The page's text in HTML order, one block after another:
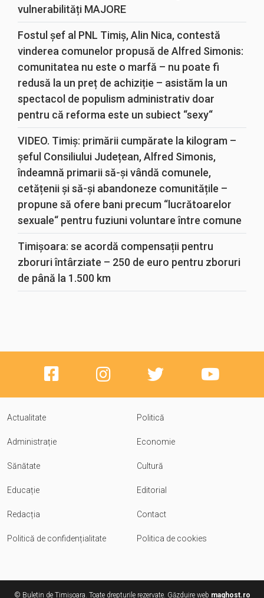
vulnerabilități MAJORE
Fostul șef al PNL Timiș, Alin Nica, contestă
vinderea comunelor propusă de Alfred Simonis:
comunitatea nu este o marfă – nu poate fi
redusă la un preț de achiziție – asistăm la un
spectacol de populism administrativ doar
pentru că reforma este un subiect “sexy“
VIDEO. Timiș: primării cumpărate la kilogram –
șeful Consiliului Județean, Alfred Simonis,
îndeamnă primarii să-și vândă comunele,
cetățenii și să-și abandoneze comunitățile –
propune să ofere bani precum “lucrătoarelor
sexuale“ pentru fuziuni voluntare între comune
Timișoara: se acordă compensații pentru
zboruri întârziate – 250 de euro pentru zboruri
de până la 1.500 km
Actualitate Politică
Administrație Economie
Sănătate Cultură
Educație Editorial
Redacția Contact
Politică de confidențialitate Politica de cookies
© Buletin de Timișoara. Toate drepturile rezervate. Găzduire web maghost.ro